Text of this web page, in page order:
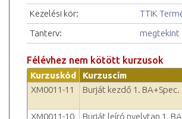
Kezelési kör:
TTIK
Tanterv:
megtekint
Félévhez nem kötött kurzusok
Kurzuskód Kurzuscím
XM0011-11
Burját kezdő 1. BA+Spec.
XM0011-10 Burját leíró nyelvtan 1.